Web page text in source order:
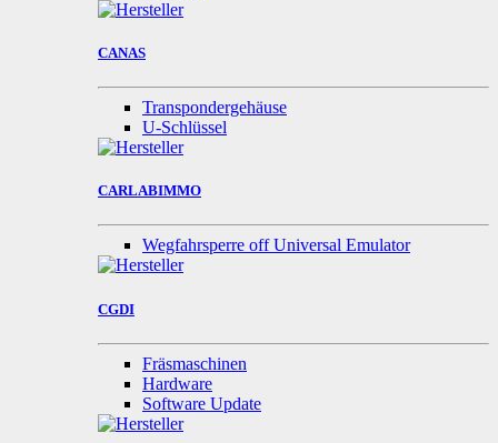
CANAS
Transpondergehäuse
U-Schlüssel
CARLABIMMO
Wegfahrsperre off Universal Emulator
CGDI
Fräsmaschinen
Hardware
Software Update